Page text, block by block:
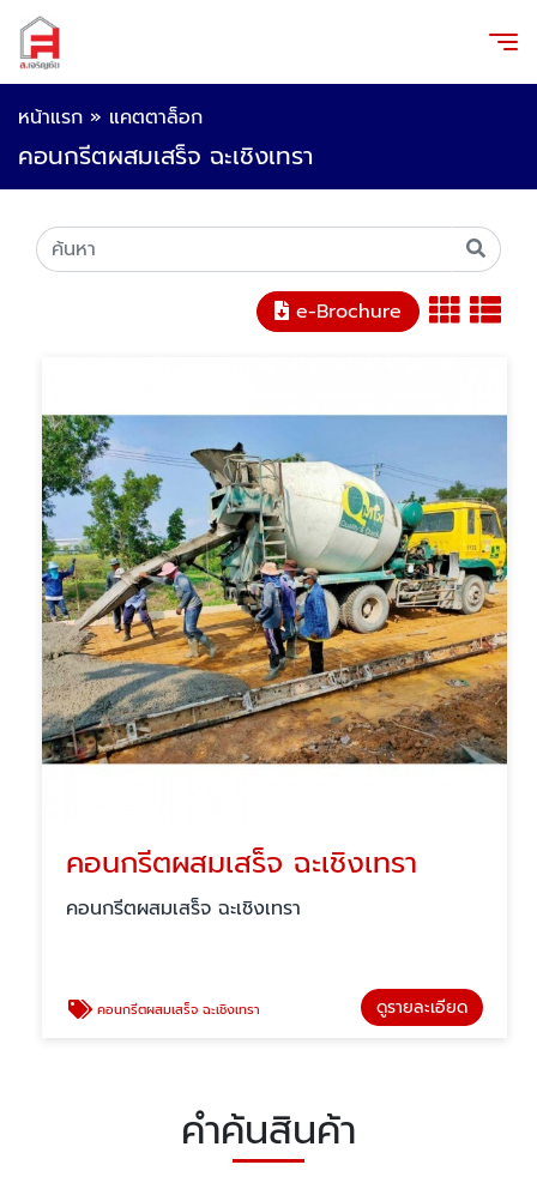
หน้าแรก » แคตตาล็อก
คอนกรีตผสมเสร็จ ฉะเชิงเทรา
e-Brochure
คอนกรีตผสมเสร็จ ฉะเชิงเทรา
คอนกรีตผสมเสร็จ ฉะเชิงเทรา
คอนกรีตผสมเสร็จ ฉะเชิงเทรา ดูรายละเอียด
คำค้นสินค้า